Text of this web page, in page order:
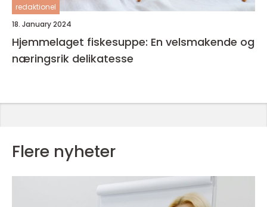
redaktionel
18. January 2024
Hjemmelaget fiskesuppe: En velsmakende og
næringsrik delikatesse
Flere nyheter